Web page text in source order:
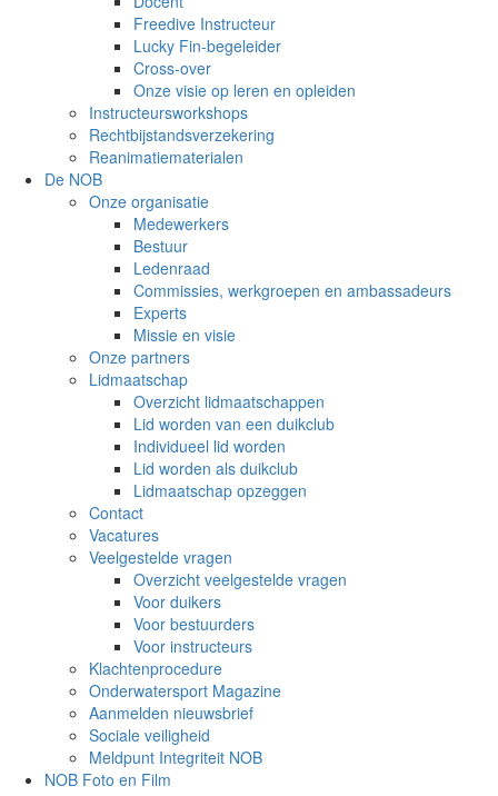
Freedive Instructeur
Lucky Fin-begeleider
Cross-over
Onze visie op leren en opleiden
Instructeursworkshops
Rechtbijstandsverzekering
Reanimatiematerialen
De NOB
Onze organisatie
Medewerkers
Bestuur
Ledenraad
Commissies, werkgroepen en ambassadeurs
Experts
Missie en visie
Onze partners
Lidmaatschap
Overzicht lidmaatschappen
Lid worden van een duikclub
Individueel lid worden
Lid worden als duikclub
Lidmaatschap opzeggen
Contact
Vacatures
Veelgestelde vragen
Overzicht veelgestelde vragen
Voor duikers
Voor bestuurders
Voor instructeurs
Klachtenprocedure
Onderwatersport Magazine
Aanmelden nieuwsbrief
Sociale veiligheid
Meldpunt Integriteit NOB
NOB Foto en Film